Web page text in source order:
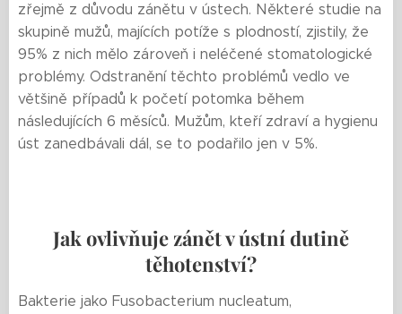
zřejmě z důvodu zánětu v ústech. Některé studie na
skupině mužů, majících potíže s plodností, zjistily, že
95% z nich mělo zároveň i neléčené stomatologické
problémy. Odstranění těchto problémů vedlo ve
většině případů k početí potomka během
následujících 6 měsíců. Mužům, kteří zdraví a hygienu
úst zanedbávali dál, se to podařilo jen v 5%.
Jak ovlivňuje zánět v ústní dutině
těhotenství?
Bakterie jako Fusobacterium nucleatum,